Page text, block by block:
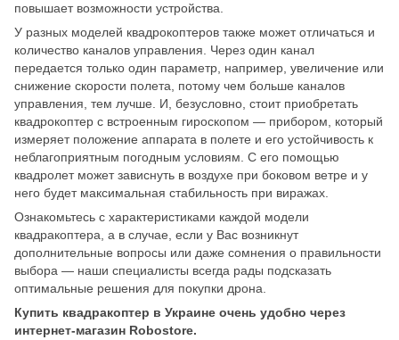
повышает возможности устройства.
У разных моделей квадрокоптеров также может отличаться и
количество каналов управления. Через один канал
передается только один параметр, например, увеличение или
снижение скорости полета, потому чем больше каналов
управления, тем лучше. И, безусловно, стоит приобретать
квадрокоптер с встроенным гироскопом — прибором, который
измеряет положение аппарата в полете и его устойчивость к
неблагоприятным погодным условиям. С его помощью
квадролет может зависнуть в воздухе при боковом ветре и у
него будет максимальная стабильность при виражах.
Ознакомьтесь с характеристиками каждой модели
квадракоптера, а в случае, если у Вас возникнут
дополнительные вопросы или даже сомнения о правильности
выбора — наши специалисты всегда рады подсказать
оптимальные решения для покупки дрона.
Купить квадракоптер в Украине очень удобно через
интернет-магазин Robostore.